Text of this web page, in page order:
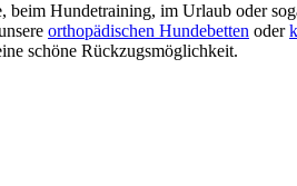
beim Hundetraining, im Urlaub oder
orthopädischen Hundebetten oder
schöne Rückzugsmöglichkeit.